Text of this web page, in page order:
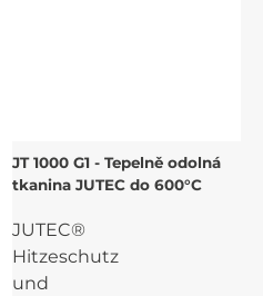
JT 1000 G1 - Tepelně odolná
tkanina JUTEC do 600°C
JUTEC®
Hitzeschutz
und